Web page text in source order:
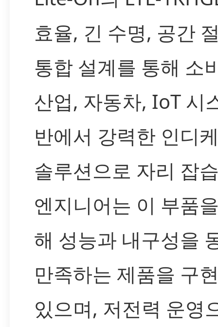
효율, 긴 수명, 공간
통합 설계를 통해 소
산업, 자동차, IoT 시
반에서 강력한 인디
솔루션으로 자리 잡
엔지니어는 이 부품
해 성능과 내구성을
만족하는 제품을 구
있으며, 저전력 운영